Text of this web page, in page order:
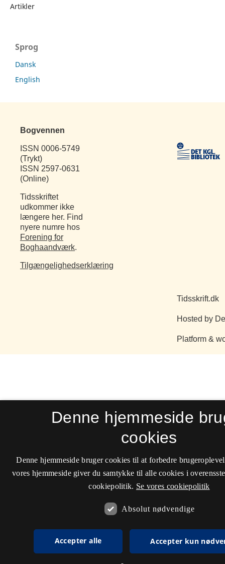
Artikler
Sprog
Dansk
English
Bogvennen
ISSN 0006-5749
(Trykt)
ISSN 2597-0631
(Online)
Tidsskriftet
udkommer ikke
længere her. Find
nyere numre hos
Forening for
Boghaandværk.
Tilgængelighedserklæring
Denne hjemmeside
cookies
Denne hjemmeside bruger cookies til at forbedre
vores hjemmeside giver du samtykke til alle cookies i
cookiepolitik. Se vores cookiepolitik
Absolut nødvendige
Accepter alle Accepter kun